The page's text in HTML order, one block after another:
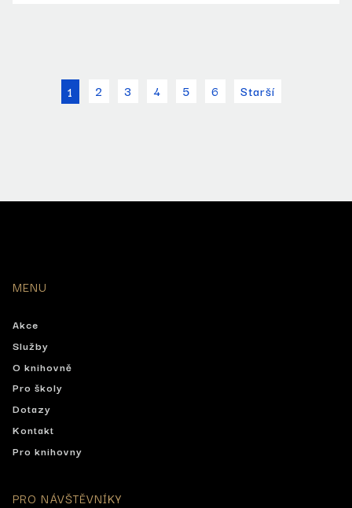
1 2 3 4 5 6 Starší
MENU
Akce
Služby
O knihovně
Pro školy
Dotazy
Kontakt
Pro knihovny
PRO NÁVŠTĚVNÍKY